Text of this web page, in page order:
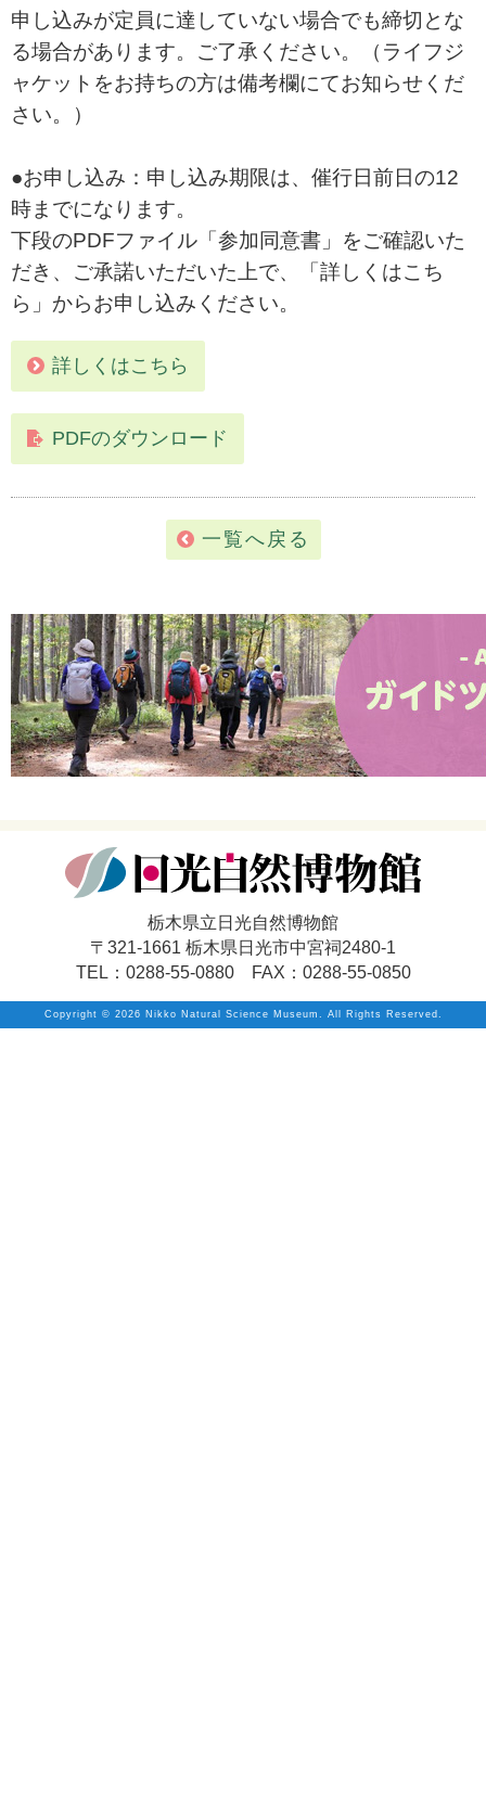
申し込みが定員に達していない場合でも締切とな
る場合があります。ご了承ください。（ライフジ
ャケットをお持ちの方は備考欄にてお知らせくだ
さい。）
●お申し込み：申し込み期限は、催行日前日の12
時までになります。
下段のPDFファイル「参加同意書」をご確認いた
だき、ご承諾いただいた上で、「詳しくはこち
ら」からお申し込みください。
詳しくはこちら
PDFのダウンロード
一覧へ戻る
栃木県立日光自然博物館
〒321-1661 栃木県日光市中宮祠2480-1
TEL：0288-55-0880 FAX：0288-55-0850
Copyright © 2026 Nikko Natural Science Museum. All Rights Reserved.